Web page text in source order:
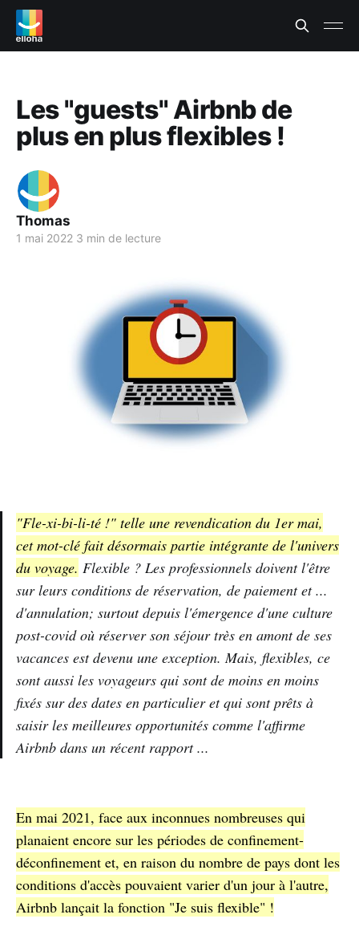
Les "guests" Airbnb de
plus en plus flexibles !
Thomas
1 mai 2022 3 min de lecture
"Fle-xi-bi-li-té !" telle une revendication du 1er mai,
cet mot-clé fait désormais partie intégrante de l'univers
du voyage. Flexible ? Les professionnels doivent l'être
sur leurs conditions de réservation, de paiement et ...
d'annulation; surtout depuis l'émergence d'une culture
post-covid où réserver son séjour très en amont de ses
vacances est devenu une exception. Mais, flexibles, ce
sont aussi les voyageurs qui sont de moins en moins
fixés sur des dates en particulier et qui sont prêts à
saisir les meilleures opportunités comme l'affirme
Airbnb dans un récent rapport ...
En mai 2021, face aux inconnues nombreuses qui
planaient encore sur les périodes de confinement-
déconfinement et, en raison du nombre de pays dont les
conditions d'accès pouvaient varier d'un jour à l'autre,
Airbnb lançait la fonction "Je suis flexible" !